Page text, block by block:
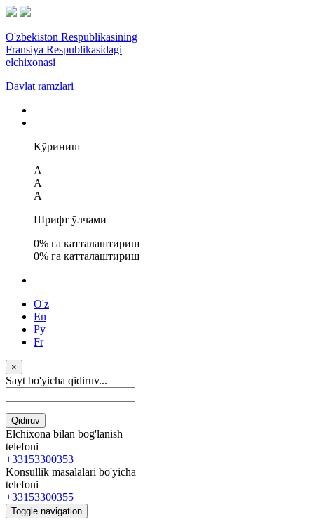
O'zbekiston Respublikasining
Fransiya Respublikasidagi
elchixonasi
Davlat ramzlari
Кўриниш
A
A
A
Шрифт ўлчами
0% га катталаштириш
0% га катталаштириш
O'z
En
Ру
Fr
×
Sayt bo'yicha qidiruv...
Qidiruv
Elchixona bilan bog'lanish
telefoni
+33153300353
Konsullik masalalari bo'yicha
telefoni
+33153300355
Toggle navigation